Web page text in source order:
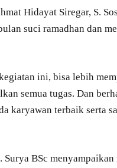
Hidayat Siregar, S.
suci ramadhan dan
ini, bisa lebih
semua tugas. Dan
karyawan terbaik serta
BSc